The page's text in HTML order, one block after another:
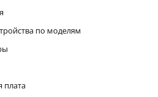
по моделям
плата